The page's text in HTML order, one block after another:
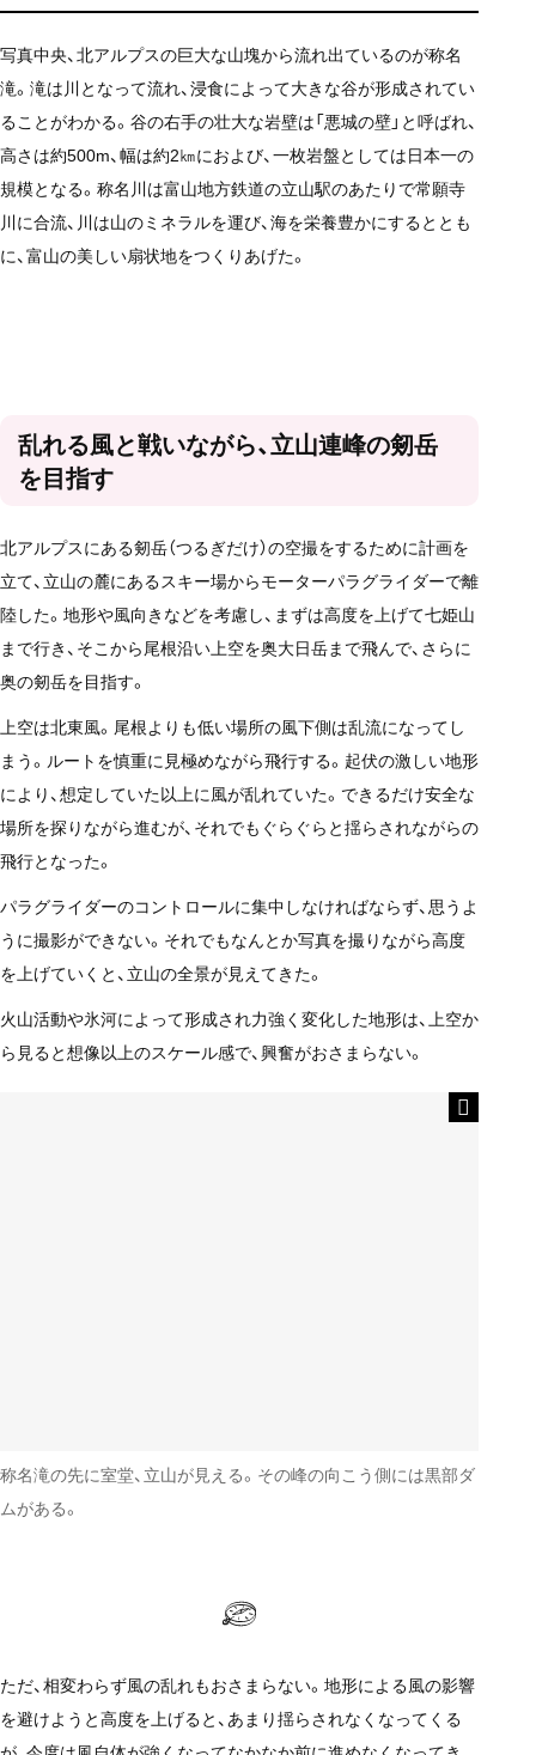
写真中央、北アルプスの巨大な山塊から流れ出ているのが称名
滝。滝は川となって流れ、浸食によって大きな谷が形成されてい
ることがわかる。谷の右手の壮大な岩壁は「悪城の壁」と呼ばれ、
高さは約500m、幅は約2㎞におよび、一枚岩盤としては日本一の
規模となる。称名川は富山地方鉄道の立山駅のあたりで常願寺
川に合流、川は山のミネラルを運び、海を栄養豊かにするととも
に、富山の美しい扇状地をつくりあげた。
乱れる風と戦いながら、立山連峰の剱岳
を目指す
北アルプスにある剱岳（つるぎだけ）の空撮をするために計画を
立て、立山の麓にあるスキー場からモーターパラグライダーで離
陸した。地形や風向きなどを考慮し、まずは高度を上げて七姫山
まで行き、そこから尾根沿い上空を奥大日岳まで飛んで、さらに
奥の剱岳を目指す。
上空は北東風。尾根よりも低い場所の風下側は乱流になってし
まう。ルートを慎重に見極めながら飛行する。起伏の激しい地形
により、想定していた以上に風が乱れていた。できるだけ安全な
場所を探りながら進むが、それでもぐらぐらと揺らされながらの
飛行となった。
パラグライダーのコントロールに集中しなければならず、思うよ
うに撮影ができない。それでもなんとか写真を撮りながら高度
を上げていくと、立山の全景が見えてきた。
火山活動や氷河によって形成され力強く変化した地形は、上空か
ら見ると想像以上のスケール感で、興奮がおさまらない。
称名滝の先に室堂、立山が見える。その峰の向こう側には黒部ダ
ムがある。
ただ、相変わらず風の乱れもおさまらない。地形による風の影響
を避けようと高度を上げると、あまり揺らされなくなってくる